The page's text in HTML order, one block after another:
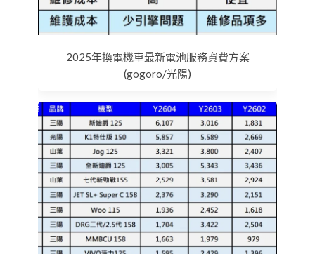
2025年換電機車最新電池服務資費方案
(gogoro/光陽)